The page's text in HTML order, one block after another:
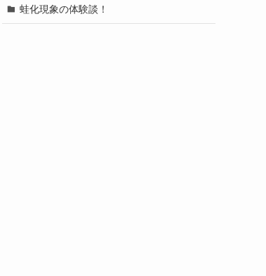
蛙化現象の体験談！